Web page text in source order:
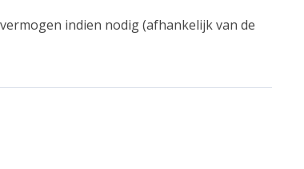
indien nodig (afhankelijk van de